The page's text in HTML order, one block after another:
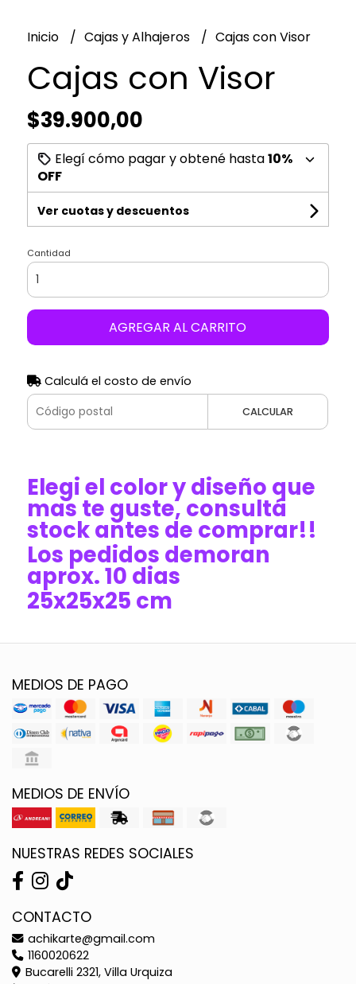
Inicio Cajas y Alhajeros Cajas con Visor
Cajas con Visor
$39.900,00
Elegí cómo pagar y obtené hasta10%
OFF
Ver cuotas y descuentos
Cantidad
AGREGAR AL CARRITO
Calculá el costo de envío
CALCULAR
Elegi el color y diseño que
mas te guste, consultá
stock antes de comprar!!
Los pedidos demoran
aprox. 10 dias
25x25x25 cm
MEDIOS DE PAGO
MEDIOS DE ENVÍO
NUESTRAS REDES SOCIALES
CONTACTO
achikarte@gmail.com
1160020622
Bucarelli 2321, Villa Urquiza